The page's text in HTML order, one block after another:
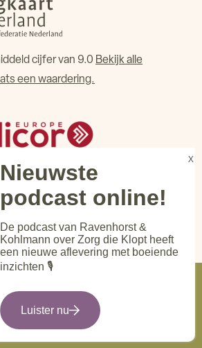
cijfer van 9.0 Bekijk alle
een waardering.
Maanderzand - Alle rechten
voorbehouden
& website door
Mediabirds
De podcast van Ravenhorst &
Kohlmann over Zorg die Klopt heeft
een nieuwe aflevering met boeiende
inzichten 🎙️
Luister nu